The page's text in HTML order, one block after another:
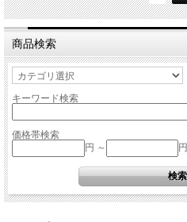
商品検索
キーワード検索
価格帯検索
円 ～
円